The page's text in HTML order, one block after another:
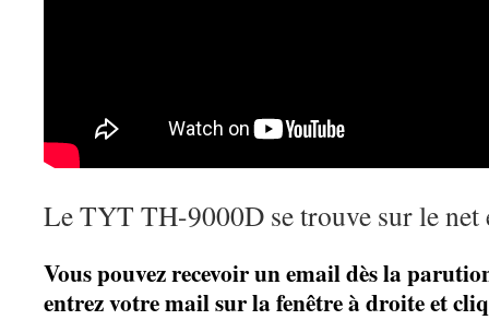
Le TYT TH-9000D se trouve sur le net
Vous pouvez recevoir un email dès la
entrez votre mail sur la fenêtre à droite et